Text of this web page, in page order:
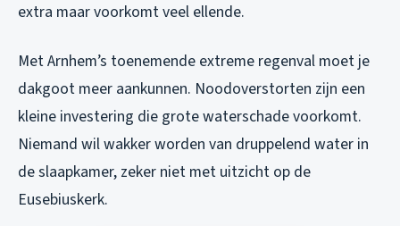
extra maar voorkomt veel ellende.
Met Arnhem’s toenemende extreme regenval moet je
dakgoot meer aankunnen. Noodoverstorten zijn een
kleine investering die grote waterschade voorkomt.
Niemand wil wakker worden van druppelend water in
de slaapkamer, zeker niet met uitzicht op de
Eusebiuskerk.